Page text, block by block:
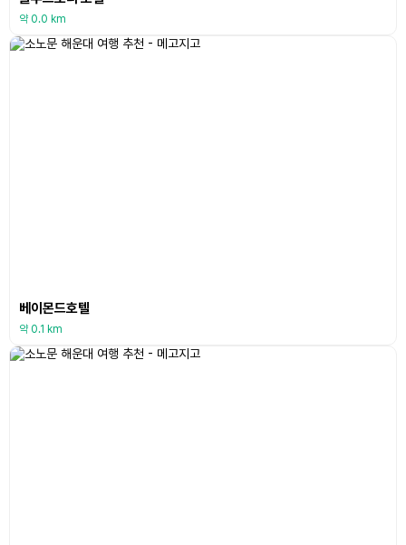
약 0.0 km
베이몬드호텔
약 0.1 km